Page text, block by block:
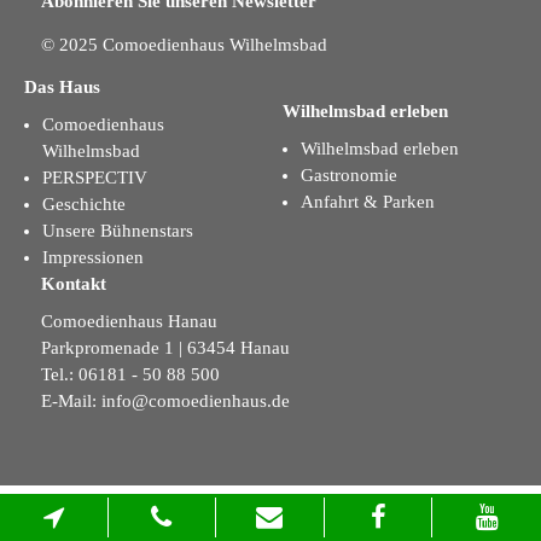
© 2025 Comoedienhaus Wilhelmsbad
Das Haus
Comoedienhaus
Wilhelmsbad
PERSPECTIV
Geschichte
Unsere Bühnenstars
Impressionen
Wilhelmsbad erleben
Wilhelmsbad erleben
Gastronomie
Anfahrt & Parken
Kontakt
Comoedienhaus Hanau
Parkpromenade 1 | 63454 Hanau
Tel.: 06181 - 50 88 500
E-Mail: info@comoedienhaus.de